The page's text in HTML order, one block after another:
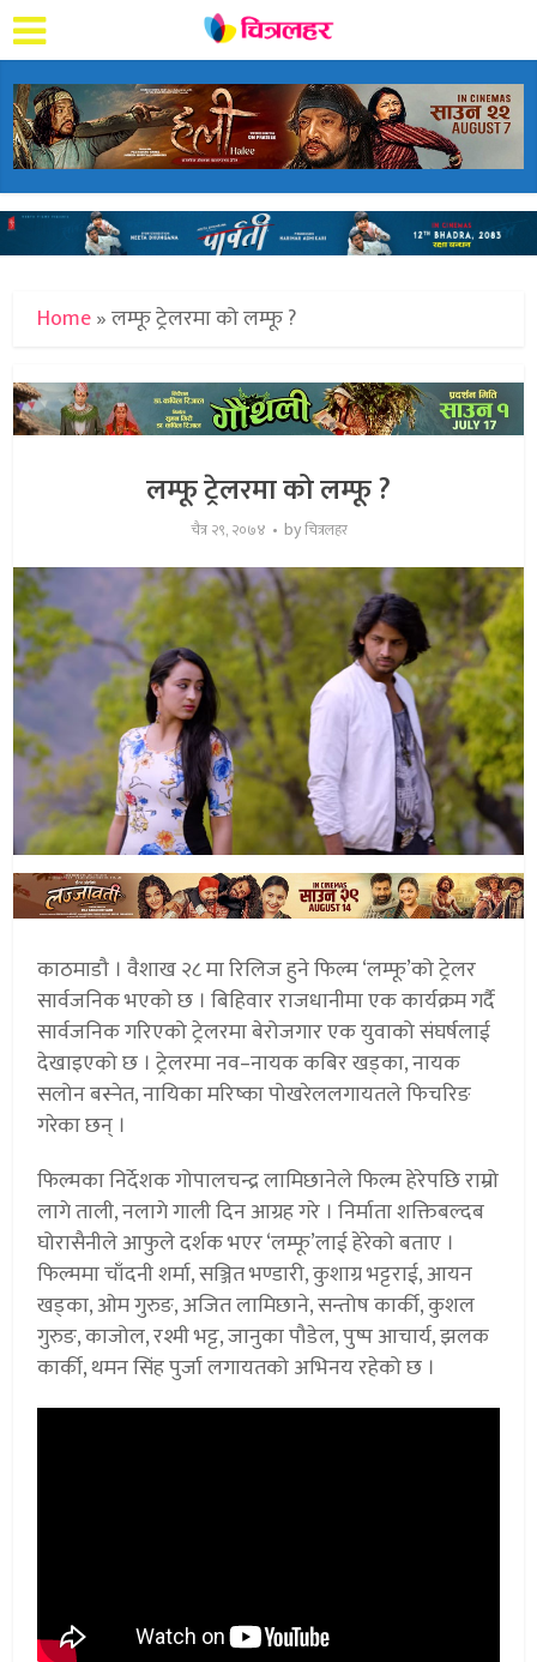
Home»लम्फू ट्रेलरमा को लम्फू ?
लम्फू ट्रेलरमा को लम्फू ?
चैत्र २९, २०७४ byचित्रलहर
काठमाडौ । वैशाख २८ मा रिलिज हुने फिल्म ‘लम्फू’को ट्रेलर
सार्वजनिक भएको छ । बिहिवार राजधानीमा एक कार्यक्रम गर्दै
सार्वजनिक गरिएको ट्रेलरमा बेरोजगार एक युवाको संघर्षलाई
देखाइएको छ । ट्रेलरमा नव–नायक कबिर खड्का, नायक
सलोन बस्नेत, नायिका मरिष्का पोखरेललगायतले फिचरिङ
गरेका छन् ।
फिल्मका निर्देशक गोपालचन्द्र लामिछानेले फिल्म हेरेपछि राम्रो
लागे ताली, नलागे गाली दिन आग्रह गरे । निर्माता शक्तिबल्दब
घोरासैनीले आफुले दर्शक भएर ‘लम्फू’लाई हेरेको बताए ।
फिल्ममा चाँदनी शर्मा, सञ्जित भण्डारी, कुशाग्र भट्टराई, आयन
खड्का, ओम गुरुङ, अजित लामिछाने, सन्तोष कार्की, कुशल
गुरुङ, काजोल, रश्मी भट्ट, जानुका पौडेल, पुष्प आचार्य, झलक
कार्की, थमन सिंह पुर्जा लगायतको अभिनय रहेको छ ।